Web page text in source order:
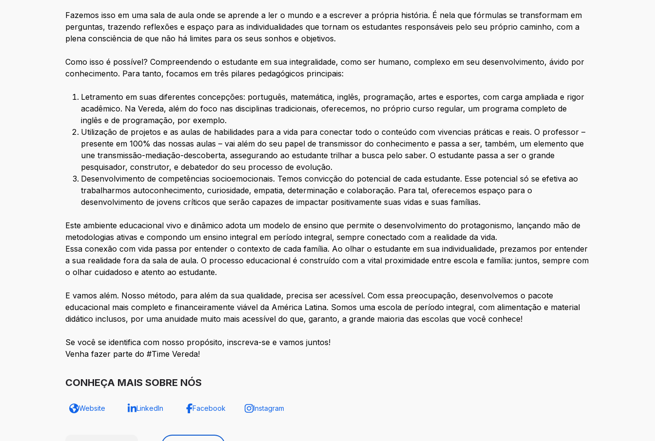
Fazemos isso em uma sala de aula onde se aprende a ler o mundo e a escrever a própria história. É nela que fórmulas se transformam em
perguntas, trazendo reflexões e espaço para as individualidades que tornam os estudantes responsáveis pelo seu próprio caminho, com a
plena consciência de que não há limites para os seus sonhos e objetivos.
Como isso é possível? Compreendendo o estudante em sua integralidade, como ser humano, complexo em seu desenvolvimento, ávido por
conhecimento. Para tanto, focamos em três pilares pedagógicos principais:
Letramento em suas diferentes concepções: português, matemática, inglês, programação, artes e esportes, com carga ampliada e rigor
acadêmico. Na Vereda, além do foco nas disciplinas tradicionais, oferecemos, no próprio curso regular, um programa completo de
inglês e de programação, por exemplo.
Utilização de projetos e as aulas de habilidades para a vida para conectar todo o conteúdo com vivencias práticas e reais. O professor –
presente em 100% das nossas aulas – vai além do seu papel de transmissor do conhecimento e passa a ser, também, um elemento que
une transmissão-mediação-descoberta, assegurando ao estudante trilhar a busca pelo saber. O estudante passa a ser o grande
pesquisador, construtor, e debatedor do seu processo de evolução.
Desenvolvimento de competências socioemocionais. Temos convicção do potencial de cada estudante. Esse potencial só se efetiva ao
trabalharmos autoconhecimento, curiosidade, empatia, determinação e colaboração. Para tal, oferecemos espaço para o
desenvolvimento de jovens críticos que serão capazes de impactar positivamente suas vidas e suas famílias.
Este ambiente educacional vivo e dinâmico adota um modelo de ensino que permite o desenvolvimento do protagonismo, lançando mão de
metodologias ativas e compondo um ensino integral em período integral, sempre conectado com a realidade da vida.
Essa conexão com vida passa por entender o contexto de cada família. Ao olhar o estudante em sua individualidade, prezamos por entender
a sua realidade fora da sala de aula. O processo educacional é construído com a vital proximidade entre escola e família: juntos, sempre com
o olhar cuidadoso e atento ao estudante.
E vamos além. Nosso método, para além da sua qualidade, precisa ser acessível. Com essa preocupação, desenvolvemos o pacote
educacional mais completo e financeiramente viável da América Latina. Somos uma escola de período integral, com alimentação e material
didático inclusos, por uma anuidade muito mais acessível do que, garanto, a grande maioria das escolas que você conhece!
Se você se identifica com nosso propósito, inscreva-se e vamos juntos!
Venha fazer parte do #Time Vereda!
CONHEÇA MAIS SOBRE NÓS
Website LinkedIn Facebook Instagram